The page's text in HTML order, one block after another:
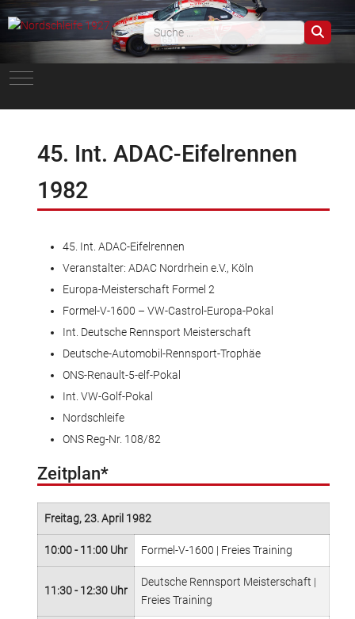
Mobile Menu Toggle
45. Int. ADAC-Eifelrennen
1982
45. Int. ADAC-Eifelrennen
Veranstalter: ADAC Nordrhein e.V., Köln
Europa-Meisterschaft Formel 2
Formel-V-1600 – VW-Castrol-Europa-Pokal
Int. Deutsche Rennsport Meisterschaft
Deutsche-Automobil-Rennsport-Trophäe
ONS-Renault-5-elf-Pokal
Int. VW-Golf-Pokal
Nordschleife
ONS Reg-Nr. 108/82
Zeitplan*
Freitag, 23. April 1982
10:00 - 11:00 Uhr Formel-V-1600 | Freies Training
11:30 - 12:30 Uhr
Deutsche Rennsport Meisterschaft |
Freies Training